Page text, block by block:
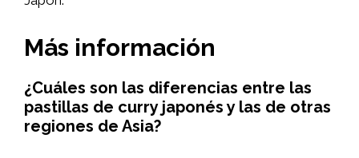
Más información
¿Cuáles son las diferencias entre las
pastillas de curry japonés y las de otras
regiones de Asia?